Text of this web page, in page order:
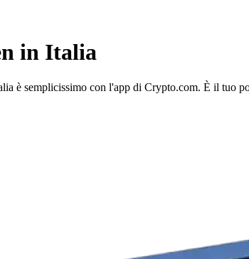
in Italia
è semplicissimo con l'app di Crypto.com. È il tuo